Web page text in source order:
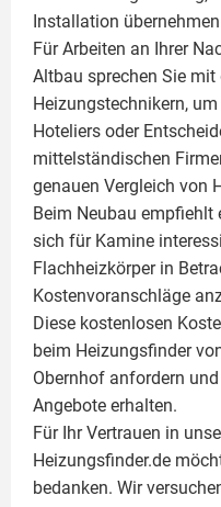
Installation
Für Arbeiten an Ihrer
Altbau sprechen Sie mit
Heizungstechnikern,
Hoteliers oder
mittelständischen
genauen Vergleich von
Beim Neubau empfiehlt
sich für Kamine
Flachheizkörperin
Kostenvoranschläge
Diese kostenlosen
beim Heizungsfinder
Obernhof anfordern
Angebote erhalten.
Für Ihr Vertrauen in
Heizungsfinder.de
bedanken. Wir